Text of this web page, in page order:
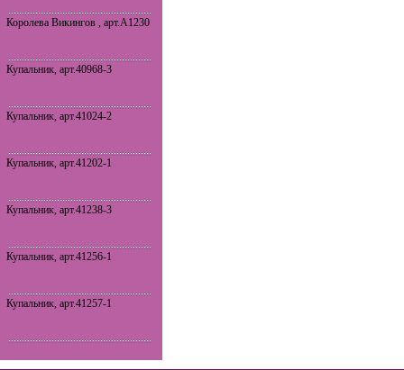
Королева Викингов , арт.A1230
Купальник, арт.40968-3
Купальник, арт.41024-2
Купальник, арт.41202-1
Купальник, арт.41238-3
Купальник, арт.41256-1
Купальник, арт.41257-1